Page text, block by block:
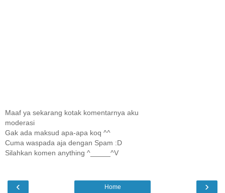
Maaf ya sekarang kotak komentarnya aku
moderasi
Gak ada maksud apa-apa koq ^^
Cuma waspada aja dengan Spam :D
Silahkan komen anything ^_____^V
‹ ›
Home